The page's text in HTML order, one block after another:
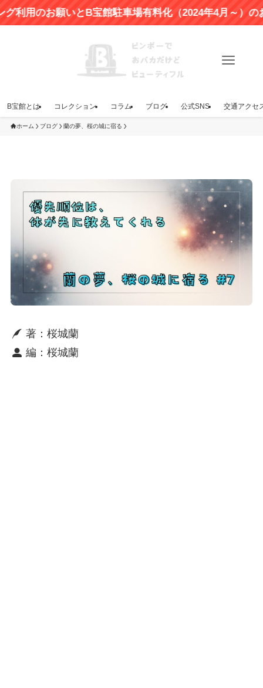
願いとB宝館駐車場有料化（2024年4月～）のお知らせ
B宝館とは コレクション コラム ブログ 公式SNS 交通アクセ
ホーム ブログ 蘭の夢、桜の城に宿る
著：桜城蘭
編：桜城蘭